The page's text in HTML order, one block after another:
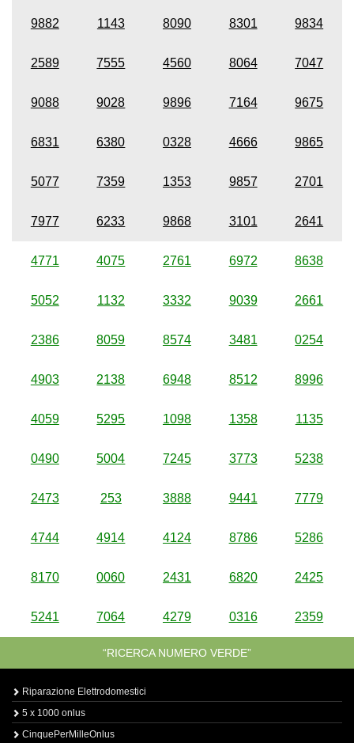
9882 1143 8090 8301 9834
2589 7555 4560 8064 7047
9088 9028 9896 7164 9675
6831 6380 0328 4666 9865
5077 7359 1353 9857 2701
7977 6233 9868 3101 2641
4771 4075 2761 6972 8638
5052 1132 3332 9039 2661
2386 8059 8574 3481 0254
4903 2138 6948 8512 8996
4059 5295 1098 1358 1135
0490 5004 7245 3773 5238
2473 253 3888 9441 7779
4744 4914 4124 8786 5286
8170 0060 2431 6820 2425
5241 7064 4279 0316 2359
“RICERCA NUMERO VERDE”
Riparazione Elettrodomestici
5 x 1000 onlus
CinquePerMilleOnlus